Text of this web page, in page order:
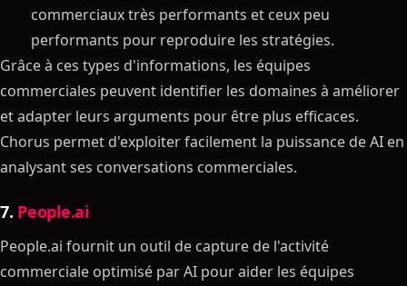
commerciaux très performants et ceux peu
performants pour reproduire les stratégies.
Grâce à ces types d'informations, les équipes
commerciales peuvent identifier les domaines à améliorer
et adapter leurs arguments pour être plus efficaces.
Chorus permet d'exploiter facilement la puissance de AI en
analysant ses conversations commerciales.
7. People.ai
People.ai fournit un outil de capture de l'activité
commerciale optimisé par AI pour aider les équipes